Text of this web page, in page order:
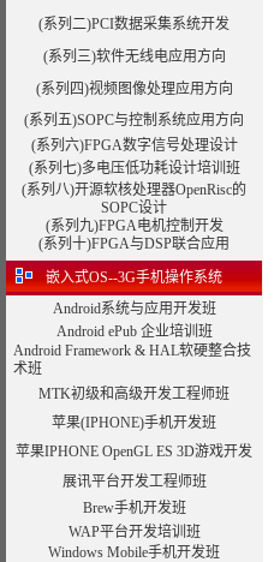
(系列二)PCI数据采集系统开发
(系列三)软件无线电应用方向
(系列四)视频图像处理应用方向
(系列五)SOPC与控制系统应用方向
(系列六)FPGA数字信号处理设计
(系列七)多电压低功耗设计培训班
(系列八)开源软核处理器OpenRisc的
SOPC设计
(系列九)FPGA电机控制开发
(系列十)FPGA与DSP联合应用
嵌入式OS--3G手机操作系统
Android系统与应用开发班
Android ePub 企业培训班
Android Framework & HAL软硬整合技
术班
MTK初级和高级开发工程师班
苹果(IPHONE)手机开发班
苹果IPHONE OpenGL ES 3D游戏开发
展讯平台开发工程师班
Brew手机开发班
WAP平台开发培训班
Windows Mobile手机开发班